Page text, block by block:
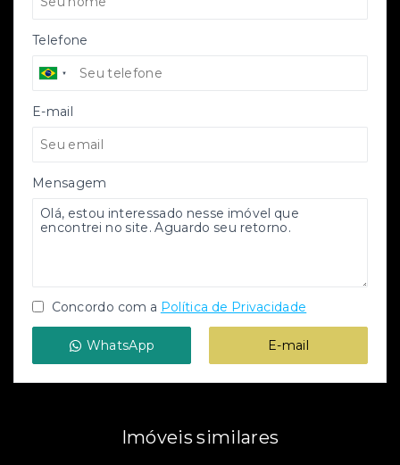
Telefone
E-mail
Mensagem
Concordo com a Política de Privacidade
WhatsApp E-mail
Imóveis similares